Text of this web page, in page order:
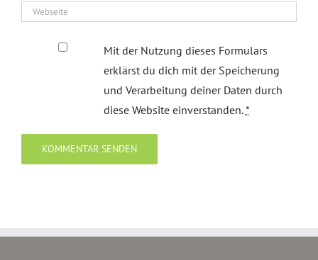
Mit der Nutzung dieses Formulars
erklärst du dich mit der Speicherung
und Verarbeitung deiner Daten durch
diese Website einverstanden.*